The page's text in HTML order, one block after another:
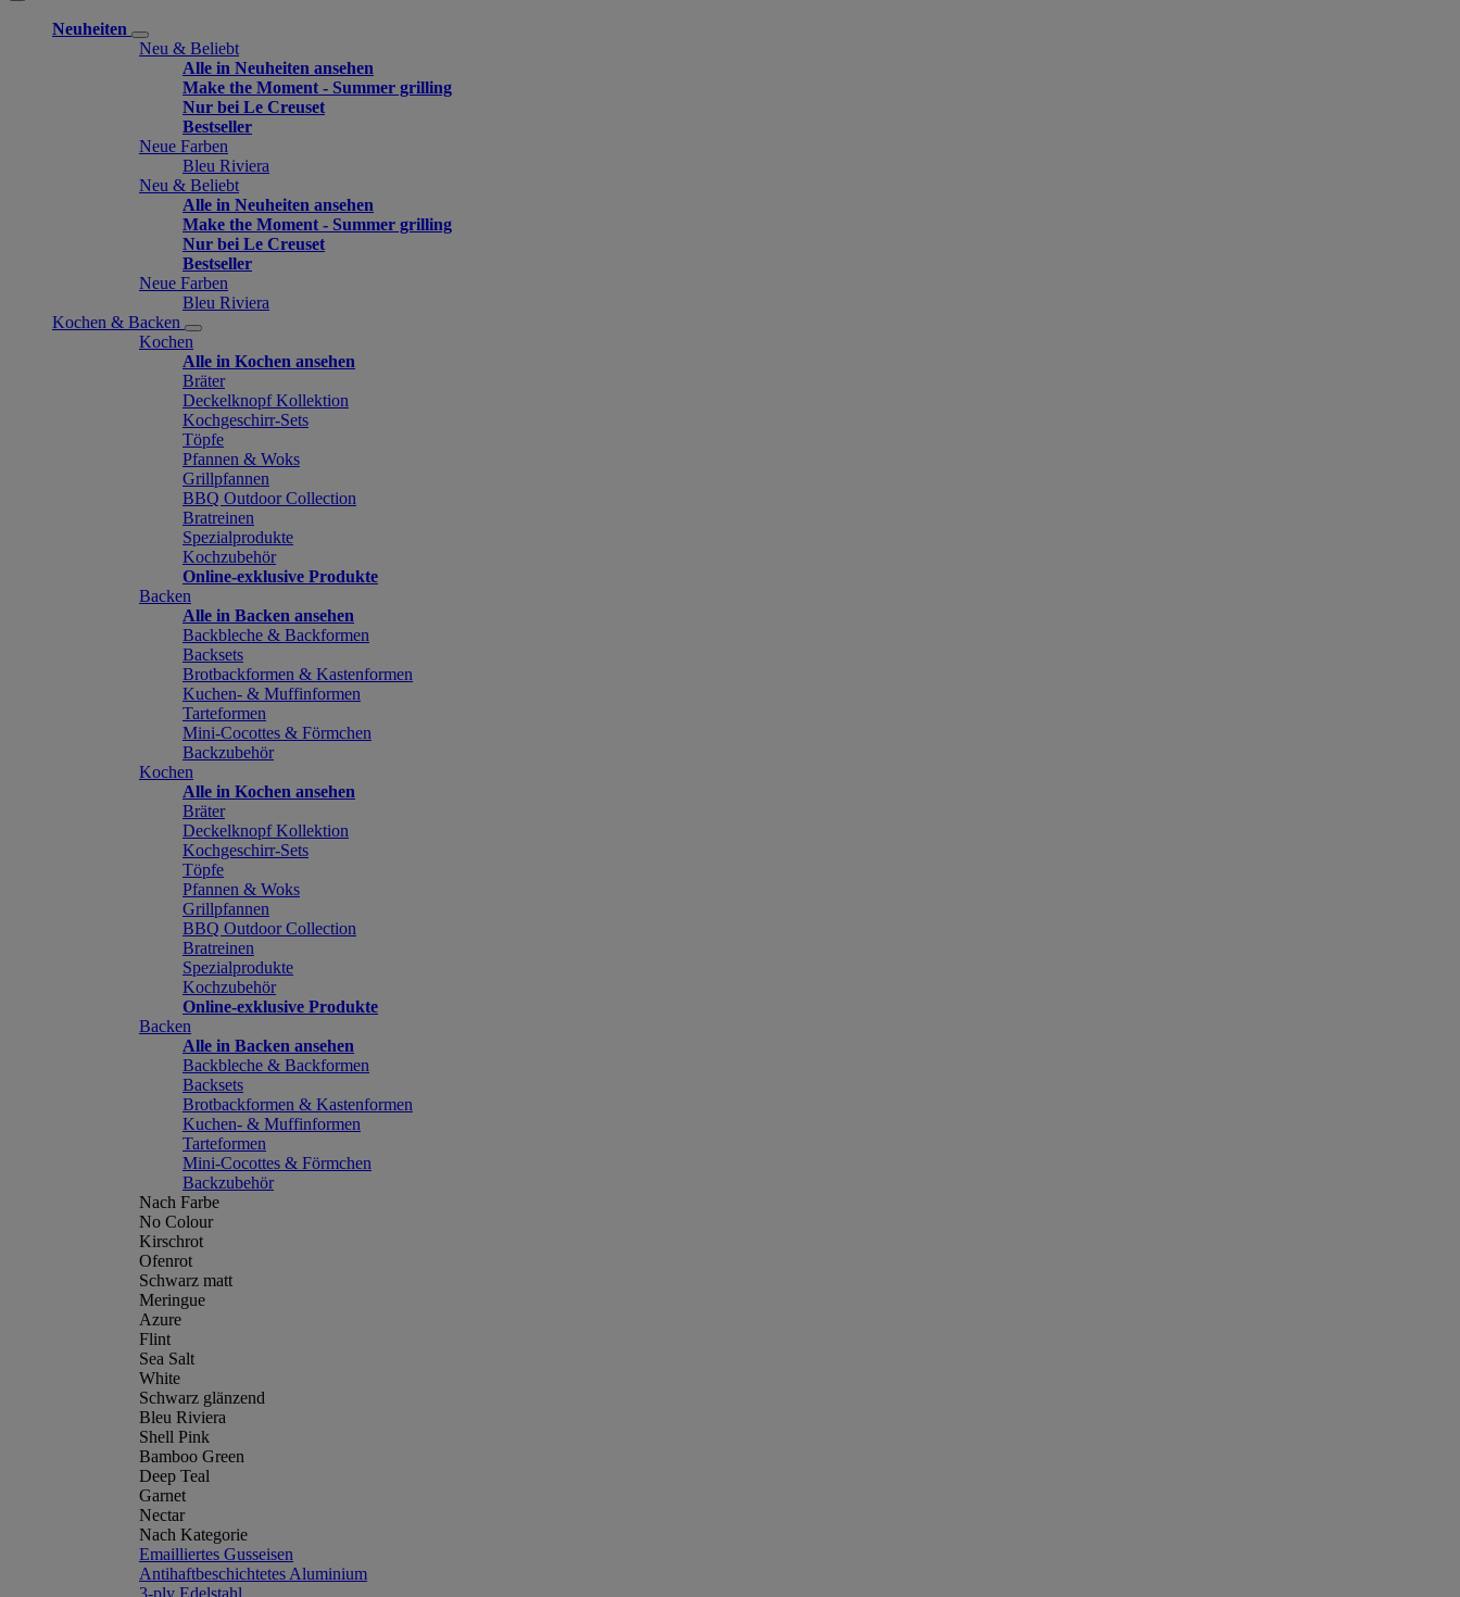
Neuheiten
Neu & Beliebt
Alle in Neuheiten ansehen
Make the Moment - Summer grilling
Nur bei Le Creuset
Bestseller
Neue Farben
Bleu Riviera
Neu & Beliebt
Alle in Neuheiten ansehen
Make the Moment - Summer grilling
Nur bei Le Creuset
Bestseller
Neue Farben
Bleu Riviera
Kochen & Backen
Kochen
Alle in Kochen ansehen
Bräter
Deckelknopf Kollektion
Kochgeschirr-Sets
Töpfe
Pfannen & Woks
Grillpfannen
BBQ Outdoor Collection
Bratreinen
Spezialprodukte
Kochzubehör
Online-exklusive Produkte
Backen
Alle in Backen ansehen
Backbleche & Backformen
Backsets
Brotbackformen & Kastenformen
Kuchen- & Muffinformen
Tarteformen
Mini-Cocottes & Förmchen
Backzubehör
Kochen
Alle in Kochen ansehen
Bräter
Deckelknopf Kollektion
Kochgeschirr-Sets
Töpfe
Pfannen & Woks
Grillpfannen
BBQ Outdoor Collection
Bratreinen
Spezialprodukte
Kochzubehör
Online-exklusive Produkte
Backen
Alle in Backen ansehen
Backbleche & Backformen
Backsets
Brotbackformen & Kastenformen
Kuchen- & Muffinformen
Tarteformen
Mini-Cocottes & Förmchen
Backzubehör
Nach Farbe
No Colour
Kirschrot
Ofenrot
Schwarz matt
Meringue
Azure
Flint
Sea Salt
White
Schwarz glänzend
Bleu Riviera
Shell Pink
Bamboo Green
Deep Teal
Garnet
Nectar
Nach Kategorie
Emailliertes Gusseisen
Antihaftbeschichtetes Aluminium
3-ply Edelstahl